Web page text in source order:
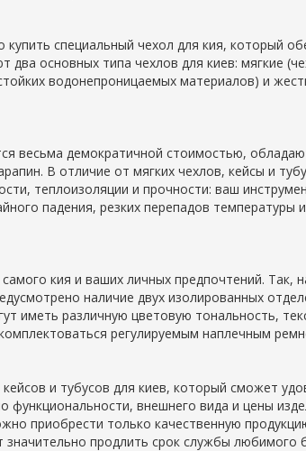
специальный чехол для кия, который
два основных типа чехлов для киев: мягкие
водонепроницаемых материалов) и
весьма демократичной стоимостью,
В отличие от мягких чехлов, кейсы и
теплоизоляции и прочности: ваш
падения, резких перепадов температуры
кия и ваших личных предпочтений. Так,
наличие двух изолированных
иметь различную цветовую тональность,
регулируемым наплечным
и тубусов для киев, который сможет
функциональности, внешнего вида и цены
приобрести только качественную
продлить срок службы любимого